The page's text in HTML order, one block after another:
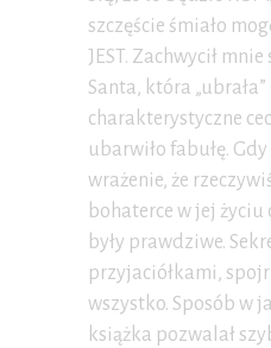
szczęście śmiało
JEST. Zachwycił
Santa, która
charakterystyczne
ubarwiło fabułę.
wrażenie, że
bohaterce w jej
były prawdziwe.
przyjaciółkami,
wszystko. Sposób w
książka pozwalał